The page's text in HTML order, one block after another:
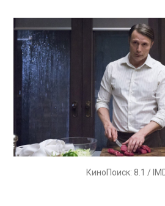
КиноПоиск: 8.1 /